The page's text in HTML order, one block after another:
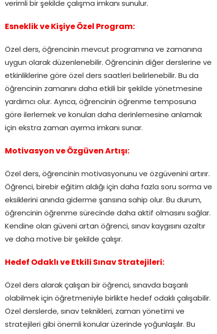
verimli bir şekilde çalışma imkanı sunulur.
Esneklik ve Kişiye Özel Program:
Özel ders, öğrencinin mevcut programına ve zamanına
uygun olarak düzenlenebilir. Öğrencinin diğer derslerine ve
etkinliklerine göre özel ders saatleri belirlenebilir. Bu da
öğrencinin zamanını daha etkili bir şekilde yönetmesine
yardımcı olur. Ayrıca, öğrencinin öğrenme temposuna
göre ilerlemek ve konuları daha derinlemesine anlamak
için ekstra zaman ayırma imkanı sunar.
Motivasyon ve Özgüven Artışı:
Özel ders, öğrencinin motivasyonunu ve özgüvenini artırır.
Öğrenci, birebir eğitim aldığı için daha fazla soru sorma ve
eksiklerini anında giderme şansına sahip olur. Bu durum,
öğrencinin öğrenme sürecinde daha aktif olmasını sağlar.
Kendine olan güveni artan öğrenci, sınav kaygısını azaltır
ve daha motive bir şekilde çalışır.
Hedef Odaklı ve Etkili Sınav Stratejileri:
Özel ders alarak çalışan bir öğrenci, sınavda başarılı
olabilmek için öğretmeniyle birlikte hedef odaklı çalışabilir.
Özel derslerde, sınav teknikleri, zaman yönetimi ve
stratejileri gibi önemli konular üzerinde yoğunlaşılır. Bu